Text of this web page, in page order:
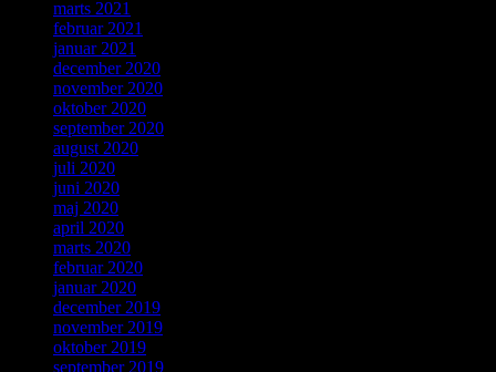
marts 2021
februar 2021
januar 2021
december 2020
november 2020
oktober 2020
september 2020
august 2020
juli 2020
juni 2020
maj 2020
april 2020
marts 2020
februar 2020
januar 2020
december 2019
november 2019
oktober 2019
september 2019